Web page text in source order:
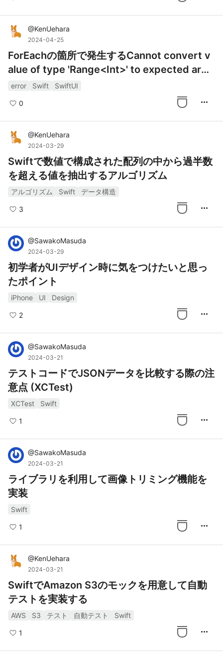
@KenUehara
2024-04-25
ForEachの箇所で発生するCannot convert v
alue of type 'Range<Int>' to expected argu
ment type 'Binding<C>' というエラーメッセ
ージを解消した話
error Swift SwiftUI
0 more_horiz
@KenUehara
2024-03-29
Swiftで数値で構成された配列の中から過半数
を超える値を抽出するアルゴリズム
アルゴリズム Swift データ構造
3 more_horiz
@SawakoMasuda
2024-03-29
初学者がUIデザイン時に気をつけたいと思っ
たポイント
iPhone UI Design
2 more_horiz
@SawakoMasuda
2024-03-21
テストコードでJSONデータを比較する際の注
意点 (XCTest)
XCTest Swift
1 more_horiz
@SawakoMasuda
2024-03-21
ライブラリを利用して画像トリミング機能を
実装
Swift
1 more_horiz
@KenUehara
2024-03-21
SwiftでAmazon S3のモックを用意して自動
テストを実装する
AWS S3 テスト 自動テスト Swift
1 more_horiz